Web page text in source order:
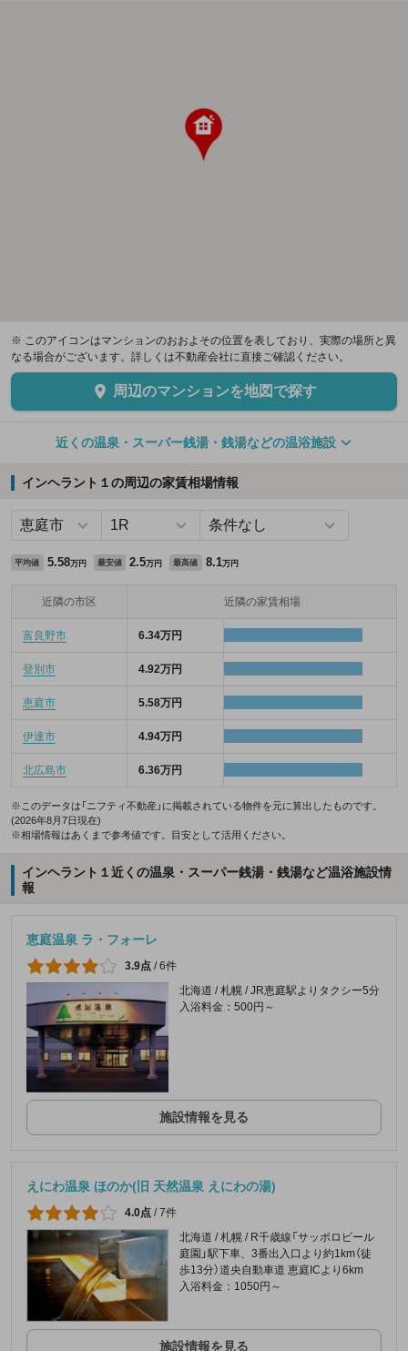
※ このアイコンはマンションのおおよその位置を表しており、実際の場所と異
なる場合がございます。詳しくは不動産会社に直接ご確認ください。
周辺のマンションを地図で探す
近くの温泉・スーパー銭湯・銭湯などの温浴施設
インヘラント１の周辺の家賃相場情報
平均値 5.58万円 最安値 2.5万円 最高値 8.1万円
近隣の市区 近隣の家賃相場
富良野市 6.34万円
登別市 4.92万円
恵庭市 5.58万円
伊達市 4.94万円
北広島市 6.36万円
※このデータは「ニフティ不動産」に掲載されている物件を元に算出したものです。
(2026年8月7日現在)
※相場情報はあくまで参考値です。目安として活用ください。
インヘラント１近くの温泉・スーパー銭湯・銭湯など温浴施設情
報
恵庭温泉 ラ・フォーレ
3.9点 /6件
北海道 / 札幌 / JR恵庭駅よりタクシー5分
入浴料金：500円～
施設情報を見る
えにわ温泉 ほのか(旧 天然温泉 えにわの湯)
4.0点 /7件
北海道 / 札幌 / R千歳線「サッポロビール
庭園」駅下車、3番出入口より約1km（徒
歩13分）道央自動車道 恵庭ICより6km
入浴料金：1050円～
施設情報を見る